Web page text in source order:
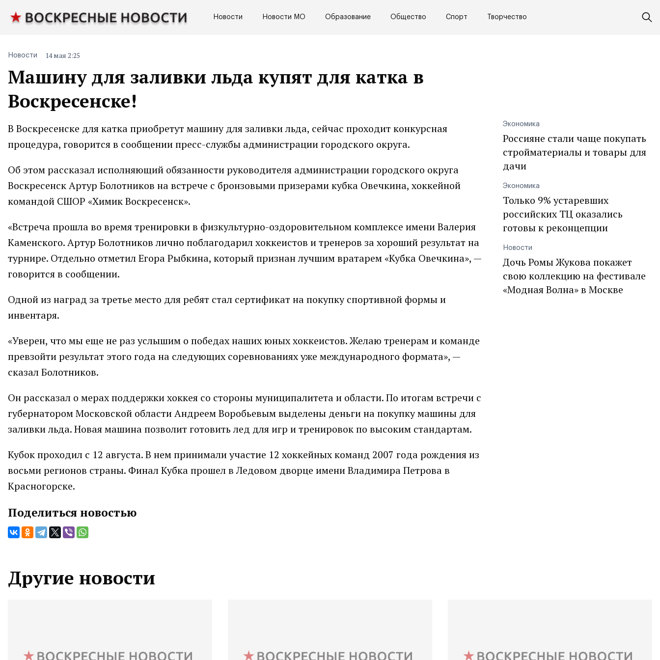
Новости Новости МО Образование Общество Спорт Творчество
Машину для заливки льда купят для катка в
Воскресенске!
Новости 14 мая 2:25
В Воскресенске для катка приобретут машину для заливки льда, сейчас проходит конкурсная
процедура, говорится в сообщении пресс-службы администрации городского округа.
Об этом рассказал исполняющий обязанности руководителя администрации городского округа
Воскресенск Артур Болотников на встрече с бронзовыми призерами кубка Овечкина, хоккейной
командой СШОР «Химик Воскресенск».
«Встреча прошла во время тренировки в физкультурно-оздоровительном комплексе имени Валерия
Каменского. Артур Болотников лично поблагодарил хоккеистов и тренеров за хороший результат на
турнире. Отдельно отметил Егора Рыбкина, который признан лучшим вратарем «Кубка Овечкина», —
говорится в сообщении.
Одной из наград за третье место для ребят стал сертификат на покупку спортивной формы и
инвентаря.
«Уверен, что мы еще не раз услышим о победах наших юных хоккеистов. Желаю тренерам и команде
превзойти результат этого года на следующих соревнованиях уже международного формата», —
сказал Болотников.
Он рассказал о мерах поддержки хоккея со стороны муниципалитета и области. По итогам встречи с
губернатором Московской области Андреем Воробьевым выделены деньги на покупку машины для
заливки льда. Новая машина позволит готовить лед для игр и тренировок по высоким стандартам.
Кубок проходил с 12 августа. В нем принимали участие 12 хоккейных команд 2007 года рождения из
восьми регионов страны. Финал Кубка прошел в Ледовом дворце имени Владимира Петрова в
Красногорске.
Поделиться новостью
Экономика
Россияне стали чаще покупать
стройматериалы и товары для
дачи
Экономика
Только 9% устаревших
российских ТЦ оказались
готовы к реконцепции
Новости
Дочь Ромы Жукова покажет
свою коллекцию на фестивале
«Модная Волна» в Москве
Другие новости